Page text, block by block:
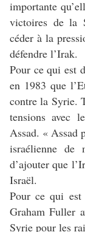
importante
victoires de la
céder à la
défendre l’Irak.
Pour ce qui est
en 1983 que
contre la Syrie.
tensions avec
Assad. « Assad
israélienne de
d’ajouter que
Israël.
Pour ce qui
Graham Fuller
Syrie pour les